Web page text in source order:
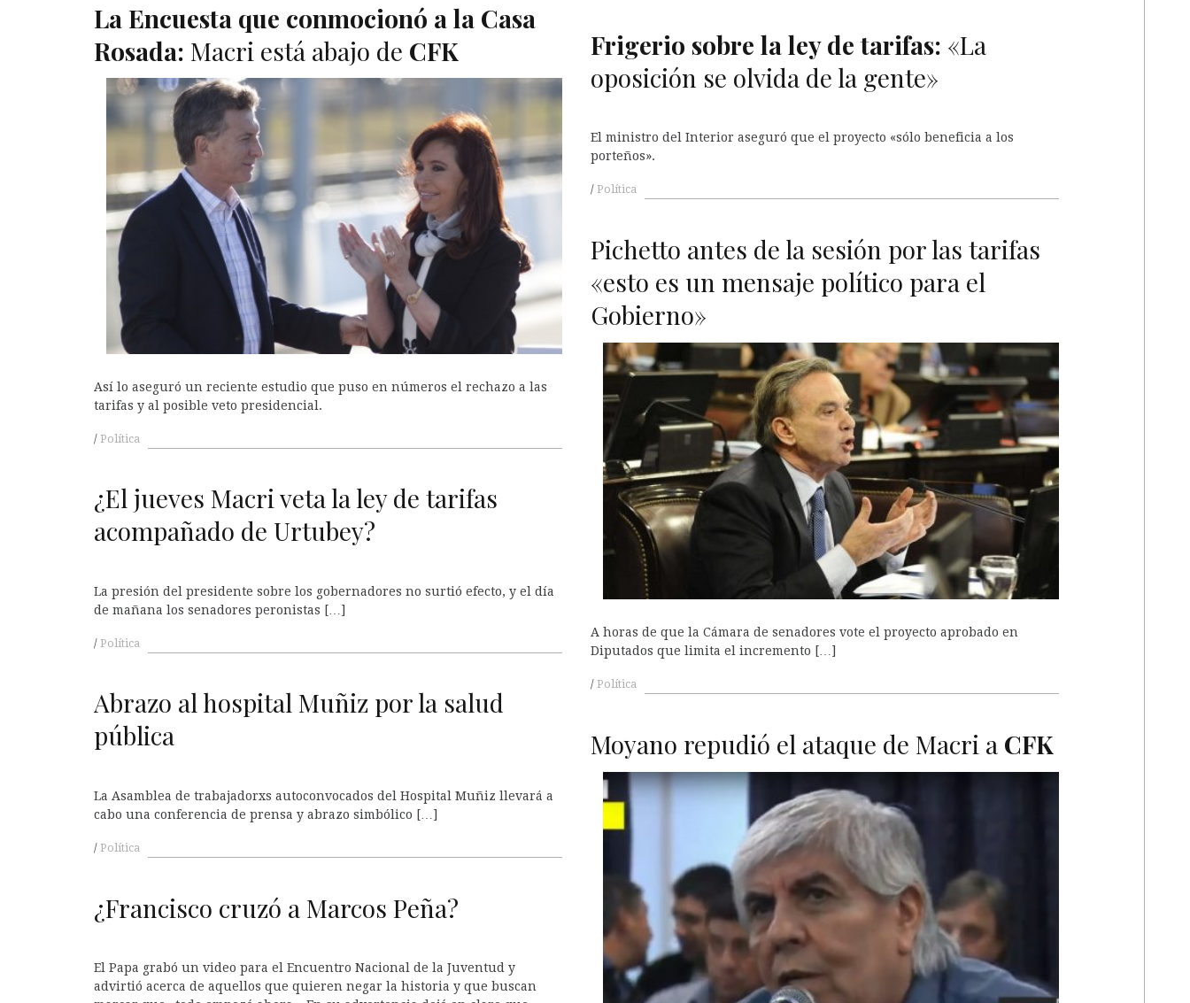
La Encuesta que conmocionó a la Casa
Rosada: Macri está abajo de CFK
A
Así lo aseguró un reciente estudio que puso en números el rechazo a las
tarifas y al posible veto presidencial.
Política
Frigerio sobre la ley de tarifas: «La
oposición se olvida de la gente»
A
El ministro del Interior aseguró que el proyecto «sólo beneficia a los
porteños».
Política
Pichetto antes de la sesión por las tarifas
«esto es un mensaje político para el
Gobierno»
A
A horas de que la Cámara de senadores vote el proyecto aprobado en
Diputados que limita el incremento […]
Política
¿El jueves Macri veta la ley de tarifas
acompañado de Urtubey?
A
La presión del presidente sobre los gobernadores no surtió efecto, y el día
de mañana los senadores peronistas […]
Política
Abrazo al hospital Muñiz por la salud
pública
A
La Asamblea de trabajadorxs autoconvocados del Hospital Muñiz llevará a
cabo una conferencia de prensa y abrazo simbólico […]
Política
Moyano repudió el ataque de Macri a CFK
A
¿Francisco cruzó a Marcos Peña?
A
El Papa grabó un video para el Encuentro Nacional de la Juventud y
advirtió acerca de aquellos que quieren negar la historia y que buscan